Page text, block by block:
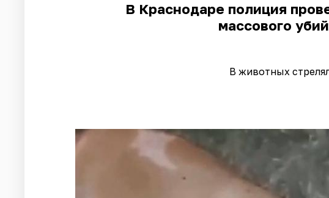
​В Краснодаре полиция
массового
В животных